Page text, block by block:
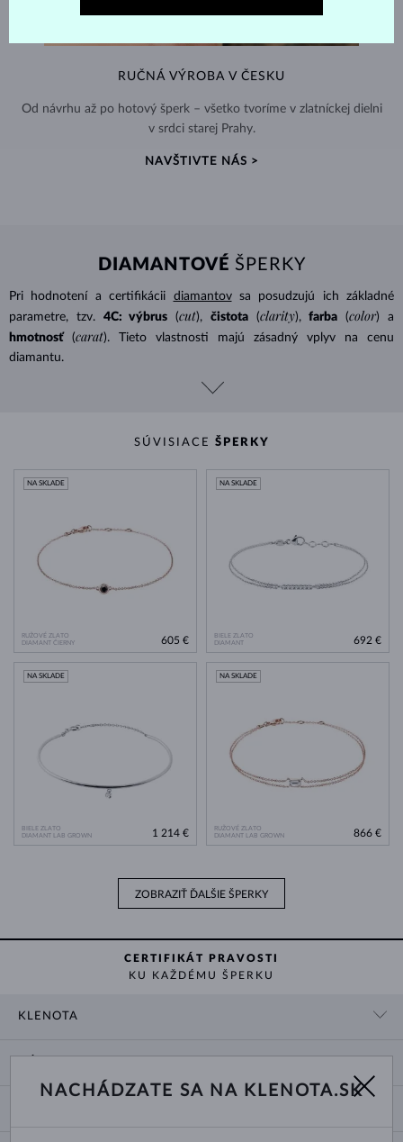
RUČNÁ VÝROBA V ČESKU
Od návrhu až po hotový šperk – všetko tvoríme v zlatníckej dielni
v srdci starej Prahy.
NAVŠTIVTE NÁS >
DIAMANTOVÉ ŠPERKY
Pri hodnotení a certifikácii diamantovsa posudzujú ich základné
parametre, tzv.
4C: výbrus (cut), čistota (clarity), farba (color) a
hmotnosť
(carat). Tieto vlastnosti majú zásadný vplyv na cenu
diamantu.
SÚVISIACE ŠPERKY
RUŽOVÉ ZLATO
DIAMANT ČIERNY
NA SKLADE
605 €
BIELE ZLATO
DIAMANT
NA SKLADE
692 €
BIELE ZLATO
DIAMANT LAB GROWN
NA SKLADE
1 214 €
RUŽOVÉ ZLATO
DIAMANT LAB GROWN
NA SKLADE
866 €
ZOBRAZIŤ ĎALŠIE ŠPERKY
CERTIFIKÁT PRAVOSTI
KU KAŽDÉMU ŠPERKU
KLENOTA
O NÁS
DODANIE A PLATBA ZA TOVAR
NACHÁDZATE SA NA KLENOTA.SK